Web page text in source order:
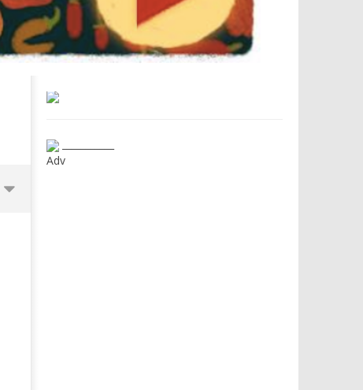
___________
Adv